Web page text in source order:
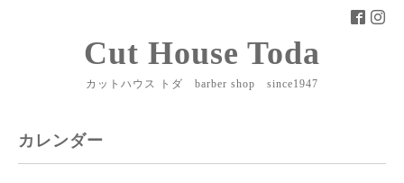
Cut House Toda
カットハウス トダ barber shop since1947
カレンダー